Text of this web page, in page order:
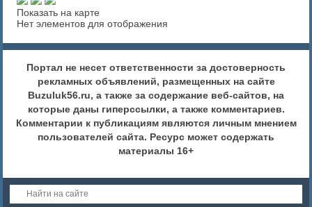
Показать на карте
Нет элементов для отображения
Портал не несет ответственности за достоверность
рекламных объявлений, размещенных на сайте
Buzuluk56.ru, а также за содержание веб-сайтов, на
которые даны гиперссылки, а также комментариев.
Комментарии к публикациям являются личным мнением
пользователей сайта. Ресурс может содержать
материалы 16+